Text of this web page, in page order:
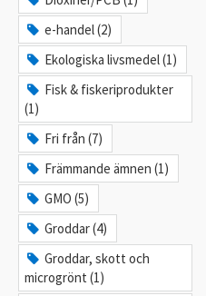
e-handel (2)
Ekologiska livsmedel (1)
Fisk & fiskeriprodukter
(1)
Fri från (7)
Främmande ämnen (1)
GMO (5)
Groddar (4)
Groddar, skott och
microgrönt (1)